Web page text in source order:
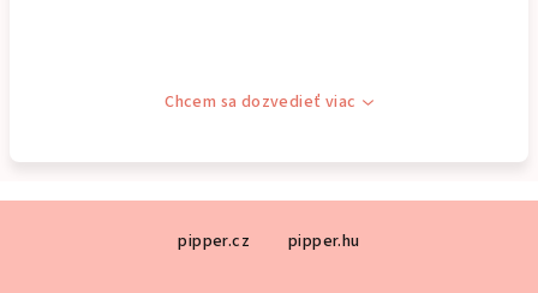
Chcem sa dozvedieť viac
pipper.cz pipper.hu